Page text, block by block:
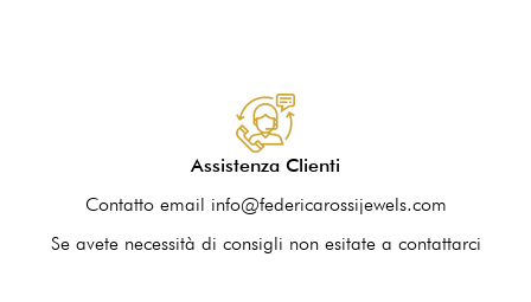
Assistenza Clienti
Contatto email info@federicarossijewels.com
Se avete necessità di consigli non esitate a contattarci